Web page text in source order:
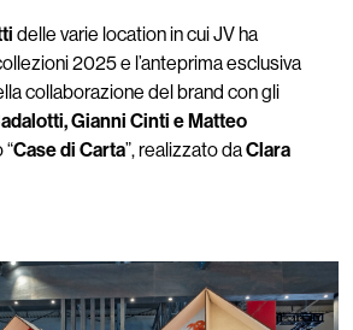
delle varie location in cui JV ha
2025 e l’anteprima esclusiva
collaborazione del brand con gli
Gianni Cinti e Matteo
“Case di Carta”, realizzato daClara